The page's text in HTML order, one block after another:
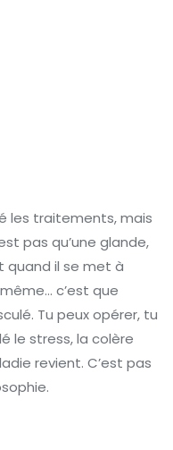
les traitements, mais
pas qu’une glande,
quand il se met à
c’est que
Tu peux opérer, tu
le stress, la colère
revient. C’est pas